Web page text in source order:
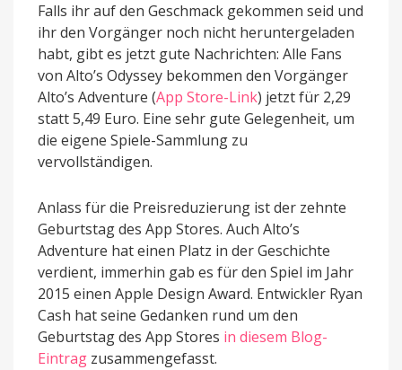
Falls ihr auf den Geschmack gekommen seid und
ihr den Vorgänger noch nicht heruntergeladen
habt, gibt es jetzt gute Nachrichten: Alle Fans
von Alto’s Odyssey bekommen den Vorgänger
Alto’s Adventure (App Store-Link) jetzt für 2,29
statt 5,49 Euro. Eine sehr gute Gelegenheit, um
die eigene Spiele-Sammlung zu
vervollständigen.
Anlass für die Preisreduzierung ist der zehnte
Geburtstag des App Stores. Auch Alto’s
Adventure hat einen Platz in der Geschichte
verdient, immerhin gab es für den Spiel im Jahr
2015 einen Apple Design Award. Entwickler Ryan
Cash hat seine Gedanken rund um den
Geburtstag des App Stores in diesem Blog-
Eintrag zusammengefasst.